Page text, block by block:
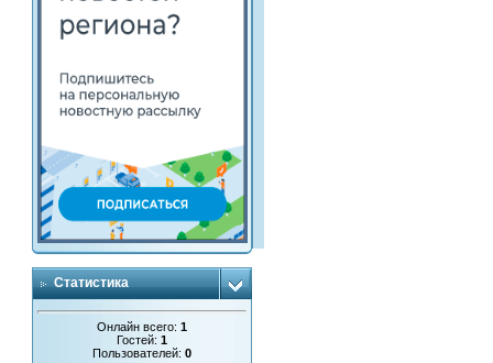
Статистика
Онлайн всего:1
Гостей:1
Пользователей:0